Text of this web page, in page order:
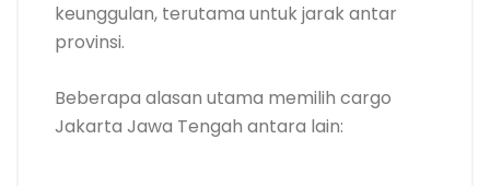
keunggulan, terutama untuk jarak antar
provinsi.
Beberapa alasan utama memilih cargo
Jakarta Jawa Tengah antara lain: